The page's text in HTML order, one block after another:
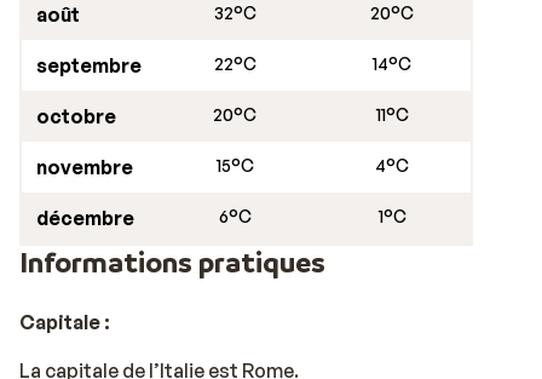
août 32°C 20°C
septembre 22°C 14°C
octobre 20°C 11°C
novembre 15°C 4°C
décembre 6°C 1°C
Informations pratiques
Capitale :
La capitale de l’Italie est Rome.